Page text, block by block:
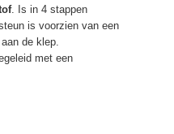
. Is in 4 stappen
is voorzien van een
de klep.
met een